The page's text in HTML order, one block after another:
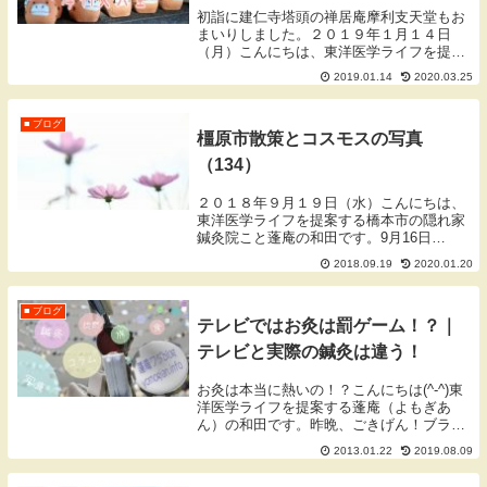
初詣に建仁寺塔頭の禅居庵摩利支天堂もお
まいりしました。２０１９年１月１４日
（月）こんにちは、東洋医学ライフを提案
する橋本市の隠れ家鍼灸院こと蓬庵の和田
です。１月３日に知り合いの先生と伏見稲
荷大社に初詣に行きましたが、京都までい
2019.01.14 2020.03.25
■ ブログ
橿原市散策とコスモスの写真
（134）
２０１８年９月１９日（水）こんにちは、
東洋医学ライフを提案する橋本市の隠れ家
鍼灸院こと蓬庵の和田です。9月16日
（日）は新しく買った古いレンズをもって
昼から明日香村、橿原市の方へ行きまし
た。少しピントが甘い写真が多いですが、
2018.09.19 2020.01.20
■ ブログ
テレビではお灸は罰ゲーム！？｜
テレビと実際の鍼灸は違う！
お灸は本当に熱いの！？こんにちは(^-^)東
洋医学ライフを提案する蓬庵（よもぎあ
ん）の和田です。昨晩、ごきげん！ブラン
ニュという赤井英一さんやトミーズの雅さ
んがでている、関西ローカルの番組を見て
いたのですが、赤井英一さんが愛媛県の道
2013.01.22 2019.08.09